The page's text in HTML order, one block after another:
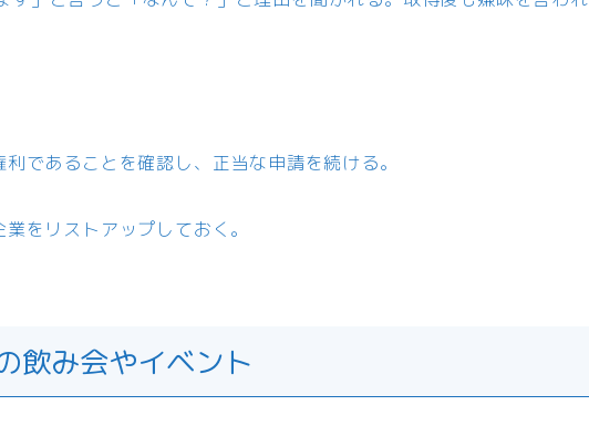
であることを確認し、正当な申請を続ける。
をリストアップしておく。
飲み会やイベント